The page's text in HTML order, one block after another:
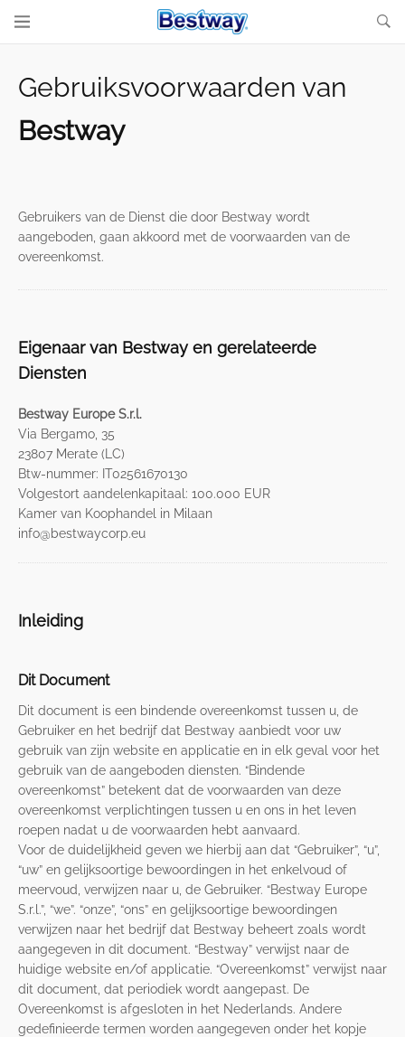
Gebruiksvoorwaarden van
Bestway
Gebruikers van de Dienst die door Bestway wordt
aangeboden, gaan akkoord met de voorwaarden van de
overeenkomst.
Eigenaar van Bestway en gerelateerde
Diensten
Bestway Europe S.r.l.
Via Bergamo, 35
23807 Merate (LC)
Btw-nummer: IT02561670130
Volgestort aandelenkapitaal: 100.000 EUR
Kamer van Koophandel in Milaan
info@bestwaycorp.eu
Inleiding
Dit Document
Dit document is een bindende overeenkomst tussen u, de
Gebruiker en het bedrijf dat Bestway aanbiedt voor uw
gebruik van zijn website en applicatie en in elk geval voor het
gebruik van de aangeboden diensten. “Bindende
overeenkomst” betekent dat de voorwaarden van deze
overeenkomst verplichtingen tussen u en ons in het leven
roepen nadat u de voorwaarden hebt aanvaard.
Voor de duidelijkheid geven we hierbij aan dat “Gebruiker”, “u”,
“uw” en gelijksoortige bewoordingen in het enkelvoud of
meervoud, verwijzen naar u, de Gebruiker. “Bestway Europe
S.r.l.”, “we”. “onze”, “ons” en gelijksoortige bewoordingen
verwijzen naar het bedrijf dat Bestway beheert zoals wordt
aangegeven in dit document. “Bestway” verwijst naar de
huidige website en/of applicatie. “Overeenkomst” verwijst naar
dit document, dat periodiek wordt aangepast. De
Overeenkomst is afgesloten in het Nederlands. Andere
gedefinieerde termen worden aangegeven onder het kopje